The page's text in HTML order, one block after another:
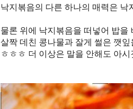
낙지볶음의 다른 하나의 매력은
물론 위에 낙지볶음을 떠넣어 밥을
살짝 데친 콩나물과 잘게 썰은 깻
ㅎㅎㅎ 더 이상은 말을 안해도 아시